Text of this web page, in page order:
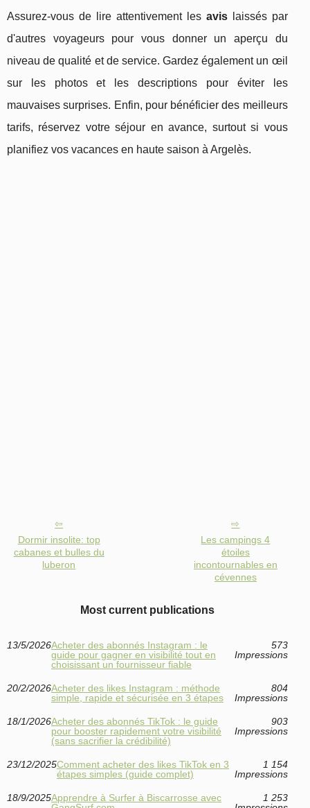
Assurez-vous de lire attentivement les avislaissés par
d'autres voyageurs pour vous donner un aperçu du
niveau de qualité et de service. Gardez également un œil
sur les photos et les descriptions pour éviter les
mauvaises surprises. Enfin, pour bénéficier des meilleurs
tarifs, réservez votre séjour en avance, surtout si vous
planifiez vos vacances en haute saison à Argelès.
Dormir insolite: top
cabanes et bulles du
luberon
Les campings 4
étoiles
incontournables en
cévennes
Most current publications
13/5/2026Acheter des abonnés Instagram : le
guide pour gagner en visibilité tout en
choisissant un fournisseur fiable
573
Impressions
20/2/2026Acheter des likes Instagram : méthode
simple, rapide et sécurisée en 3 étapes
804
Impressions
18/1/2026Acheter des abonnés TikTok : le guide
pour booster rapidement votre visibilité
(sans sacrifier la crédibilité)
903
Impressions
23/12/2025Comment acheter des likes TikTok en 3
étapes simples (guide complet)
1 154
Impressions
18/9/2025Apprendre à Surfer à Biscarrosse avec
1 253